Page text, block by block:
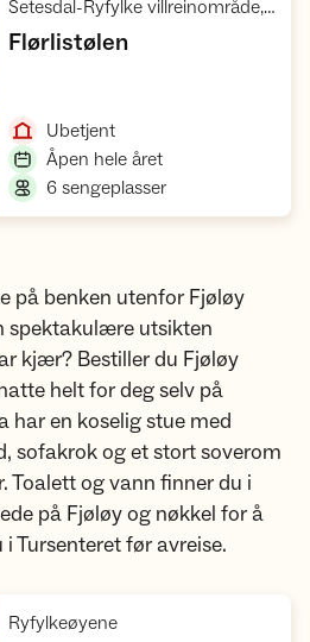
Setesdal-Ryfylke villreinområde, Ryfylke
Flørlistølen,
Ubetjent,
Åpen hele året,
6 sengeplasser,
på benken utenfor Fjøløy
spektakulære utsikten
kjær? Bestiller du Fjøløy
helt for deg selv på
har en koselig stue med
sofakrok og et stort soverom
Toalett og vann finner du i
på Fjøløy og nøkkel for å
Tursenteret før avreise.
Ryfylkeøyene,